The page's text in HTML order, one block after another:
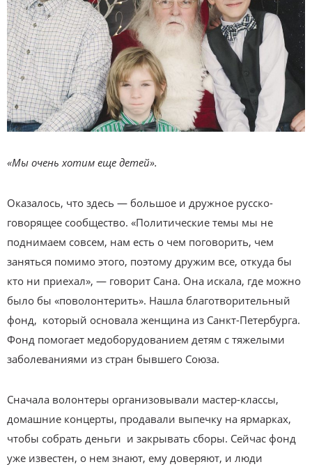
«Мы очень хотим еще детей».
Оказалось, что здесь — большое и дружное русско-
говорящее сообщество. «Политические темы мы не
поднимаем совсем, нам есть о чем поговорить, чем
заняться помимо этого, поэтому дружим все, откуда бы
кто ни приехал», — говорит Сана. Она искала, где можно
было бы «поволонтерить». Нашла благотворительный
фонд, который основала женщина из Санкт-Петербурга.
Фонд помогает медоборудованием детям с тяжелыми
заболеваниями из стран бывшего Союза.
Сначала волонтеры организовывали мастер-классы,
домашние концерты, продавали выпечку на ярмарках,
чтобы собрать деньги и закрывать сборы. Сейчас фонд
уже известен, о нем знают, ему доверяют, и люди